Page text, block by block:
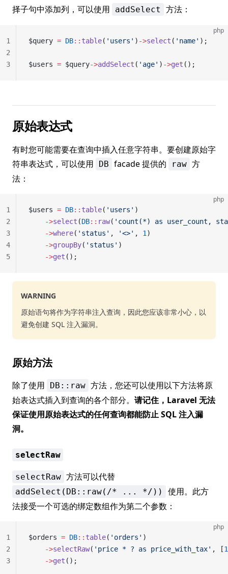
择子句中添加列，可以使用
addSelect 方法：
php
$query = DB:: table( 'users' ) ->select ( 'name' );
$users = $query->addSelect ( 'age' ) ->get ();
1
2
3
原始表达式
有时您可能需要在查询中插入任意字符串。要创建原始字
符串表达式，可以使用
DB facade 提供的 raw 方
法：
php
$users = DB:: table( 'users' )
    ->
select (DB:: raw( 'count(*) as user_count,
    ->
where( 'status' , '<>' , 1 )
    ->
groupBy( 'status' )
    ->
get ();
1
2
3
4
5
WARNING
原始语句将作为字符串注入查询，因此您应该非常小心，以
避免创建 SQL 注入漏洞。
原始方法
除了使用 DB::raw 方法，您还可以使用以下方法将原
始表达式插入到查询的各个部分。 请记住，Laravel 无法
保证使用原始表达式的任何查询都能防止 SQL 注入漏
洞。
selectRaw
selectRaw 方法可以代替
addSelect(DB::raw(/* ... */))
使用。此方
法接受一个可选的绑定数组作为第二个参数：
php
$orders = DB:: table( 'orders' )
    ->
selectRaw( 'price * ? as price_with_tax' , [
    ->
get ();
1
2
3